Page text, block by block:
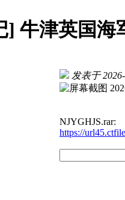
] 牛津英国海
发表于
NJYGHJS.rar:
https://